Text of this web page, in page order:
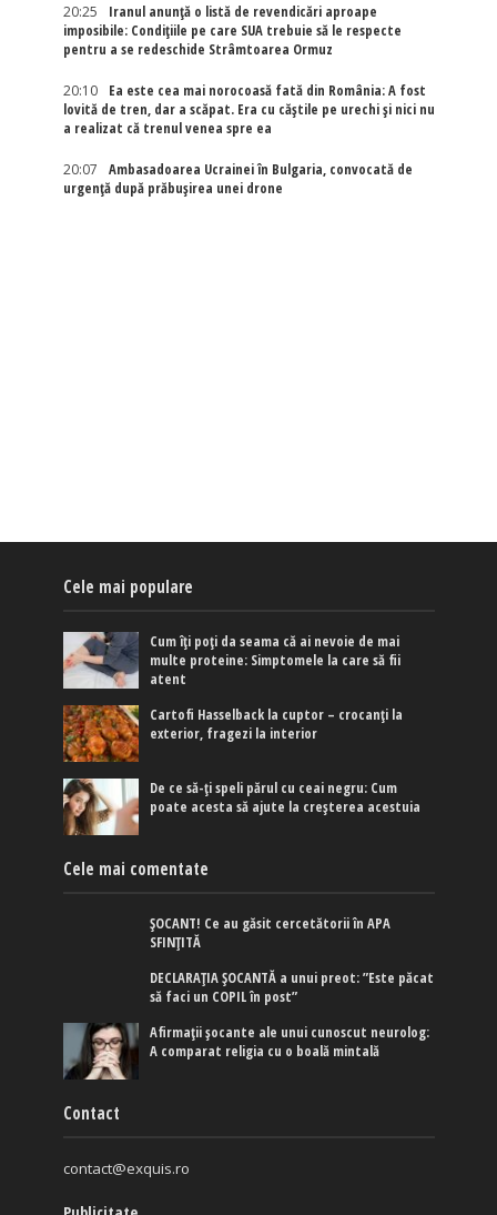
20:25
Iranul anunță o listă de revendicări aproape
imposibile: Condițiile pe care SUA trebuie să le respecte
pentru a se redeschide Strâmtoarea Ormuz
20:10
Ea este cea mai norocoasă fată din România: A fost
lovită de tren, dar a scăpat. Era cu căștile pe urechi și nici nu
a realizat că trenul venea spre ea
20:07
Ambasadoarea Ucrainei în Bulgaria, convocată de
urgență după prăbușirea unei drone
Cele mai populare
Cum îți poți da seama că ai nevoie de mai
multe proteine: Simptomele la care să fii
atent
Cartofi Hasselback la cuptor – crocanți la
exterior, fragezi la interior
De ce să-ți speli părul cu ceai negru: Cum
poate acesta să ajute la creșterea acestuia
Cele mai comentate
ȘOCANT! Ce au găsit cercetătorii în APA
SFINȚITĂ
DECLARAȚIA ȘOCANTĂ a unui preot: ”Este păcat
să faci un COPIL în post”
Afirmaţii şocante ale unui cunoscut neurolog:
A comparat religia cu o boală mintală
Contact
contact@exquis.ro